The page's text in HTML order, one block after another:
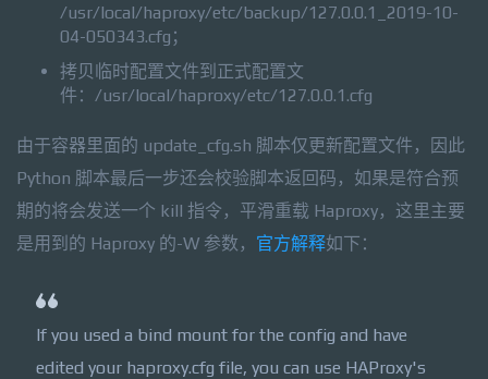
/usr/local/haproxy/etc/backup/127.0.0.1_2019-10-
04-050343.cfg；
拷贝临时配置文件到正式配置文
件：/usr/local/haproxy/etc/127.0.0.1.cfg
由于容器里面的 update_cfg.sh 脚本仅更新配置文件，因此
Python 脚本最后一步还会校验脚本返回码，如果是符合预
期的将会发送一个 kill 指令，平滑重载 Haproxy，这里主要
是用到的 Haproxy 的-W 参数， 官方解释如下：
If you used a bind mount for the config and have
edited your haproxy.cfg file, you can use HAProxy's